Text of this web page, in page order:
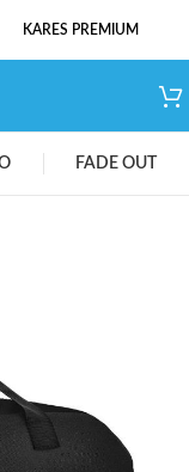
KARES PREMIUM
FADE OUT